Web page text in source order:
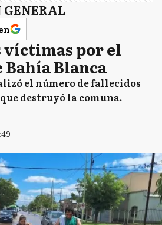
víctimas por el
Blanca
el número de fallecidos
destruyó la comuna.